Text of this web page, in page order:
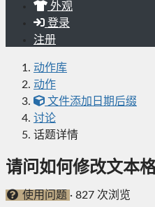
外观
登录
注册
动作库
动作
文件添加日期后缀
讨论
话题详情
请问如何修改文本
使用问题 · 827 次浏览